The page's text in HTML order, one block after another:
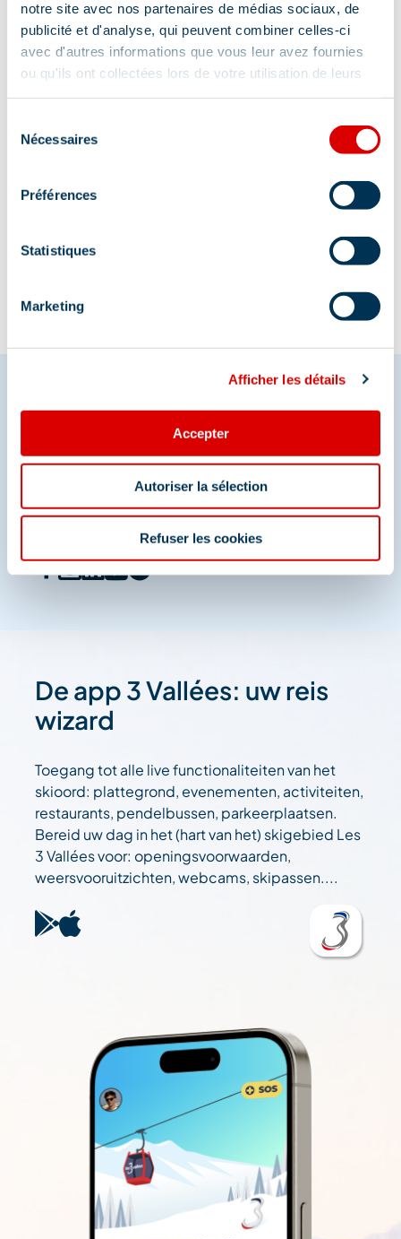
notre site avec nos partenaires de médias sociaux, de
publicité et d'analyse, qui peuvent combiner celles-ci
avec d'autres informations que vous leur avez fournies
ou qu'ils ont collectées lors de votre utilisation de leurs
Nécessaires
Préférences
Statistiques
Marketing
Afficher les détails
Accepter
Autoriser la sélection
Refuser les cookies
Aanvullende info lokalisatie
73550
Deel je momenten in
Méribel
En we zijn ook te vinden op de sociale media
De app 3 Vallées: uw reis
wizard
Toegang tot alle live functionaliteiten van het
skioord: plattegrond, evenementen, activiteiten,
restaurants, pendelbussen, parkeerplaatsen.
Bereid uw dag in het (hart van het) skigebied Les
3 Vallées voor: openingsvoorwaarden,
weersvooruitzichten, webcams, skipassen....